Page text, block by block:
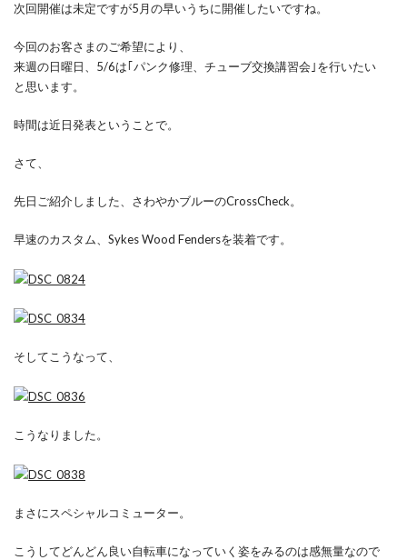
次回開催は未定ですが5月の早いうちに開催したいですね。
今回のお客さまのご希望により、
来週の日曜日、5/6は｢パンク修理、チューブ交換講習会｣を行いたい
と思います。
時間は近日発表ということで。
さて、
先日ご紹介しました、さわやかブルーのCrossCheck。
早速のカスタム、Sykes Wood Fendersを装着です。
そしてこうなって、
こうなりました。
まさにスペシャルコミューター。
こうしてどんどん良い自転車になっていく姿をみるのは感無量なので